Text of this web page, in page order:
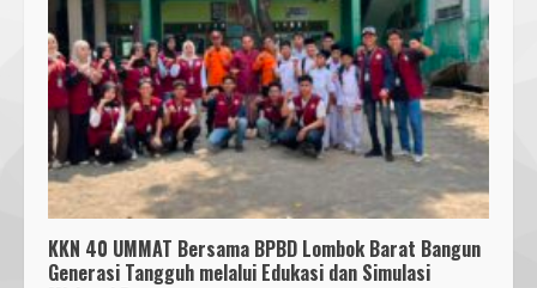
KKN 40 UMMAT Bersama BPBD Lombok Barat Bangun
Generasi Tangguh melalui Edukasi dan Simulasi